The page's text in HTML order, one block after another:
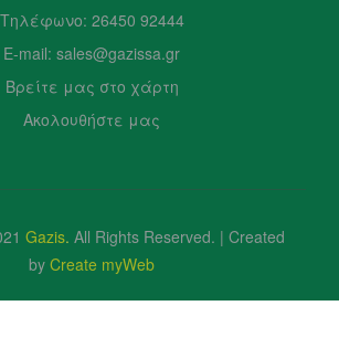
Τηλέφωνο: 26450 92444
E-mail: sales@gazissa.gr
Βρείτε μας στο χάρτη
Ακολουθήστε μας
Gazis. All Rights Reserved. | Created
by Create myWeb